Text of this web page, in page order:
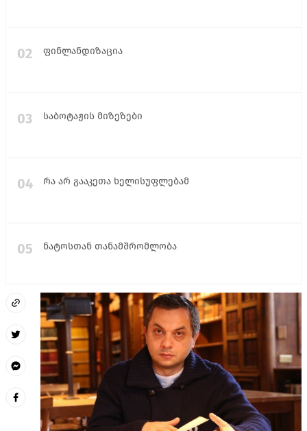
02 ფინლანდიზაცია
03 საბოტაჟის მიზეზები
04 რა არ გააკეთა ხელისუფლებამ
05 ნატოსთან თანამშრომლობა
რუსეთ-უკრაინის ომის სცენარები
საქართველოსთვის
რა არის გამოსავალი ან ოპტიმალური მოქმედების
სტრატეგია?